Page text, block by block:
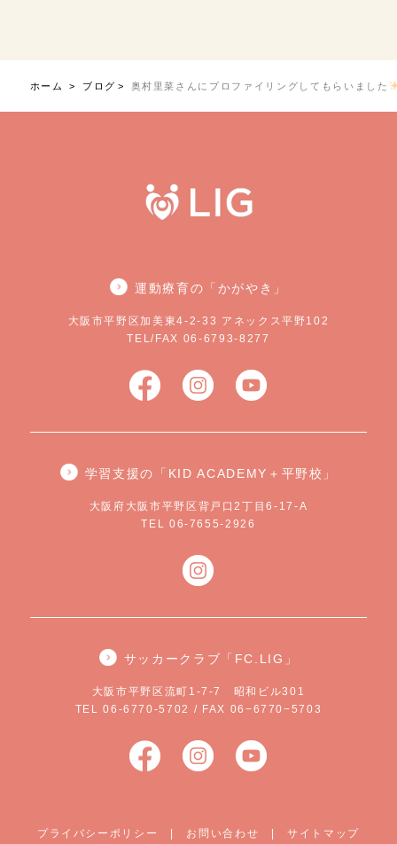
ホーム ブログ 奥村里菜さんにプロファイリングしてもらいました
運動療育の「かがやき」
大阪市平野区加美東4-2-33 アネックス平野102
TEL/FAX 06-6793-8277
学習支援の「KID ACADEMY＋平野校」
大阪府大阪市平野区背戸口2丁目6-17-A
TEL 06-7655-2926
サッカークラブ「FC.LIG」
大阪市平野区流町1-7-7 昭和ビル301
TEL 06-6770-5702 / FAX 06−6770−5703
プライバシーポリシー | お問い合わせ |サイトマップ